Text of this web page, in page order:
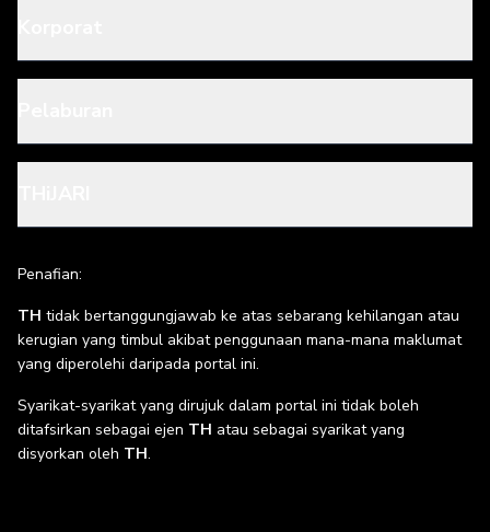
Penafian:
TH tidak bertanggungjawab ke atas sebarang kehilangan atau
kerugian yang timbul akibat penggunaan mana-mana maklumat
yang diperolehi daripada portal ini.
Syarikat-syarikat yang dirujuk dalam portal ini tidak boleh
ditafsirkan sebagai ejen TH atau sebagai syarikat yang
disyorkan oleh TH.